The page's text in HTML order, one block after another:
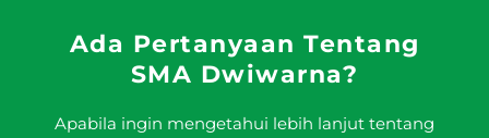
Ada Pertanyaan Tentang
SMA Dwiwarna?
Apabila ingin mengetahui lebih lanjut tentang